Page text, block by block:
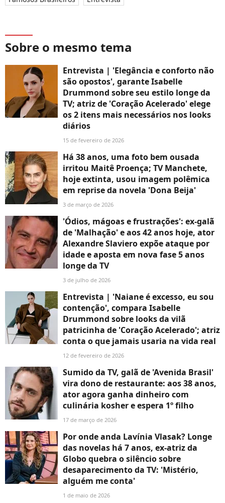
Sobre o mesmo tema
Entrevista | 'Elegância e conforto não
são opostos', garante Isabelle
Drummond sobre seu estilo longe da
TV; atriz de 'Coração Acelerado' elege
os 2 itens mais necessários nos looks
diários
15 de fevereiro de 2026
Há 38 anos, uma foto bem ousada
irritou Maitê Proença; TV Manchete,
hoje extinta, usou imagem polêmica
em reprise da novela 'Dona Beija'
3 de março de 2026
'Ódios, mágoas e frustrações': ex-galã
de 'Malhação' e aos 42 anos hoje, ator
Alexandre Slaviero expõe ataque por
idade e aposta em nova fase 5 anos
longe da TV
3 de julho de 2026
Entrevista | 'Naiane é excesso, eu sou
contenção', compara Isabelle
Drummond sobre looks da vilã
patricinha de 'Coração Acelerado'; atriz
conta o que jamais usaria na vida real
12 de fevereiro de 2026
Sumido da TV, galã de 'Avenida Brasil'
vira dono de restaurante: aos 38 anos,
ator agora ganha dinheiro com
culinária kosher e espera 1º filho
17 de março de 2026
Por onde anda Lavínia Vlasak? Longe
das novelas há 7 anos, ex-atriz da
Globo quebra o silêncio sobre
desaparecimento da TV: 'Mistério,
alguém me conta'
1 de maio de 2026